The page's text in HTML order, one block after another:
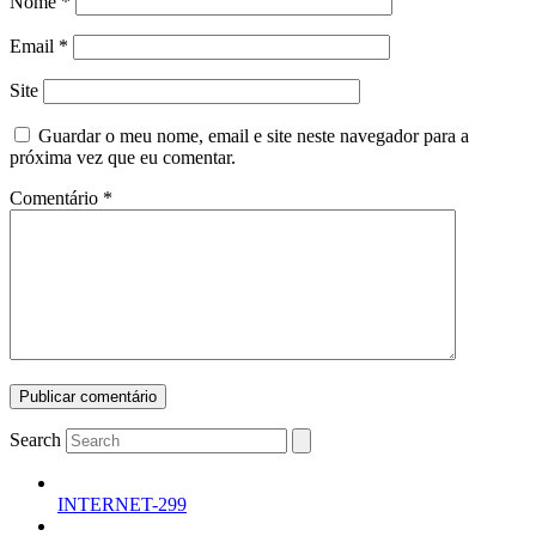
Email *
Site
Guardar o meu nome, email e site neste navegador para a
próxima vez que eu comentar.
Comentário *
Search
INTERNET-299